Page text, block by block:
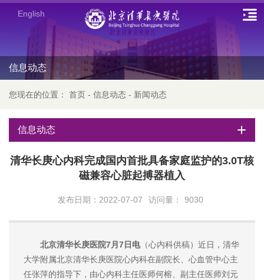
English
信息动态
您现在的位置： 首页 - 信息动态 - 新闻动态
信息动态
清华长庚心内科完成国内首批具备家庭监护的3.0T核
磁兼容心脏起搏器植入
发布日期：2022-07-07 访问量： 9030
北京清华长庚医院7月7日电（心内科供稿）近日，清华
大学附属北京清华长庚医院心内科在副院长、心血管中心主
任张萍的指导下，由心内科主任医师何榕、副主任医师刘元